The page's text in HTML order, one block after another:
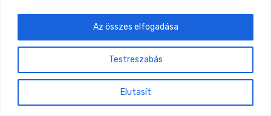
Testreszabás
Elutasít
Az összes elfogadása